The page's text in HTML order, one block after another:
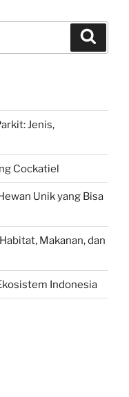
Jenis,
Cockatiel
Unik yang Bisa
Makanan, dan
Indonesia